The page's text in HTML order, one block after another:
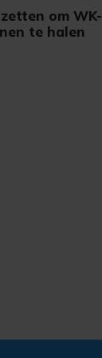
om WK-
te halen